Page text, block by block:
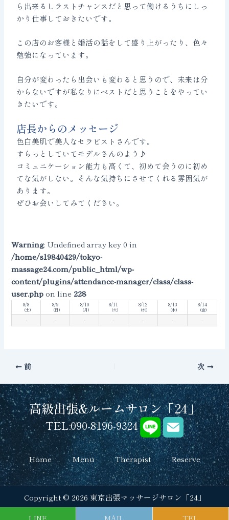
ら出来るしラストチャンスだと思って働けるうちにしっ
かり仕事しておきたいです。
この店のお客様と婚活の話をして盛り上がったり、色々
勉強になっています。
自分が変わったら出会いも変わると思うので、未来は分
からないですが私なりにベストだと思うことをやってい
きたいです。
店長からのメッセージ
色白美肌で美人なセラピストさんです。
すらっとしていてモデルさんのよう♪
コミュニケーション能力も高くて、初めて会うのに初め
てな気がしない。そんな気持ちにさせてくれる雰囲気が
あります。
ぜひお会いしてみてください。
Warning: Undefined array key 0 in
/home/s19840429/tokyo-
massage24.com/public_html/wp-
content/plugins/attendance-manager/class/class-
user.phpon line 228
8/8
(土)
8/9
(日)
8/10
(月)
8/11
(火)
8/12
(水)
8/13
(木)
8/14
(金)
- - - - - - -
前 次
高級出張&ルームサロン「24」
TEL:090-8196-9324
Home Menu Therapist Reserve
Copyright © 2026 東京出張マッサージサロン「24」
LINE MAIL TEL